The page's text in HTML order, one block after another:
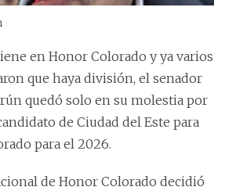
en Honor Colorado y ya varios
que haya división, el senador
quedó solo en su molestia por
de Ciudad del Este para
para el 2026.
de Honor Colorado decidió